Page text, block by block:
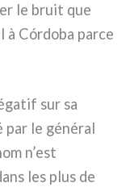
le bruit que
à Córdoba par­ce
sur sa
par le géné­ral
n’est
les plus de